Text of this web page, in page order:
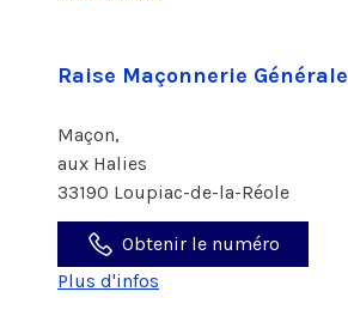
Raise Maçonnerie Générale
Maçon,
aux Halies
33190 Loupiac-de-la-Réole
Obtenir le numéro
Plus d'infos